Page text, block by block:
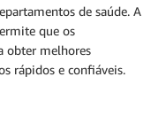
de saúde. A
que os
obter melhores
rápidos e confiáveis.